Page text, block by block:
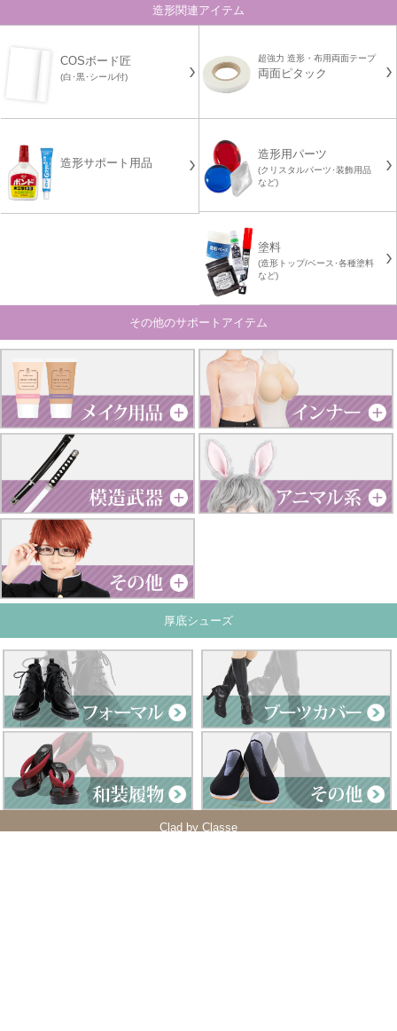
造形関連アイテム
COSボード匠
(白･黒･シール付)
超強力 造形・布用両面テープ
両面ピタック
造形サポート用品
造形用パーツ
(クリスタルパーツ･装飾用品
など)
塗料
(造形トップ/ベース･各種塗料
など)
その他のサポートアイテム
厚底シューズ
Clad by Classe